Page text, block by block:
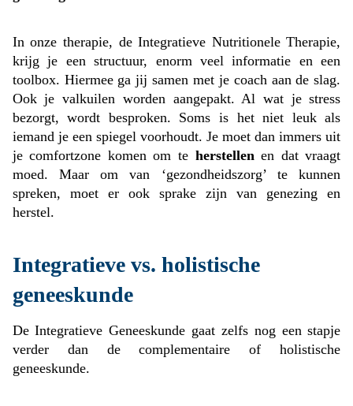
In onze therapie, de Integratieve Nutritionele Therapie,
krijg je een structuur, enorm veel informatie en een
toolbox. Hiermee ga jij samen met je coach aan de slag.
Ook je valkuilen worden aangepakt. Al wat je stress
bezorgt, wordt besproken. Soms is het niet leuk als
iemand je een spiegel voorhoudt. Je moet dan immers uit
je comfortzone komen om te herstellenen dat vraagt
moed. Maar om van ‘gezondheidszorg’ te kunnen
spreken, moet er ook sprake zijn van genezing en
herstel.
Integratieve vs. holistische
geneeskunde
De Integratieve Geneeskunde gaat zelfs nog een stapje
verder dan de complementaire of holistische
geneeskunde.